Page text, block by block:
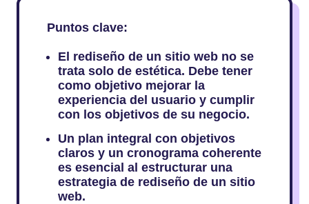
Puntos clave:
El rediseño de un sitio web no se
trata solo de estética. Debe tener
como objetivo mejorar la
experiencia del usuario y cumplir
con los objetivos de su negocio.
Un plan integral con objetivos
claros y un cronograma coherente
es esencial al estructurar una
estrategia de rediseño de un sitio
web.